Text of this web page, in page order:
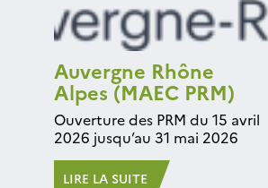
Auvergne Rhône
Alpes (MAEC PRM)
Ouverture des PRM du 15 avril
2026 jusqu’au 31 mai 2026
LIRE LA SUITE